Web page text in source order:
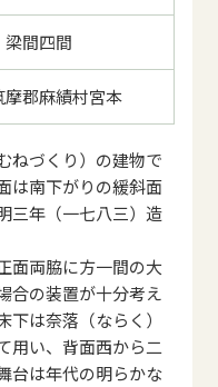
間四間
摩郡麻績村宮本
ねづくり）の建物で
は南下がりの緩斜面
三年（一七八三）造
面両脇に方一間の大
合の装置が十分考え
は奈落（ならく）
用い、背面西から二
台は年代の明らかな